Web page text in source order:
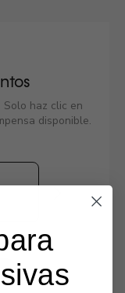
Solo haz clic en
disponible.